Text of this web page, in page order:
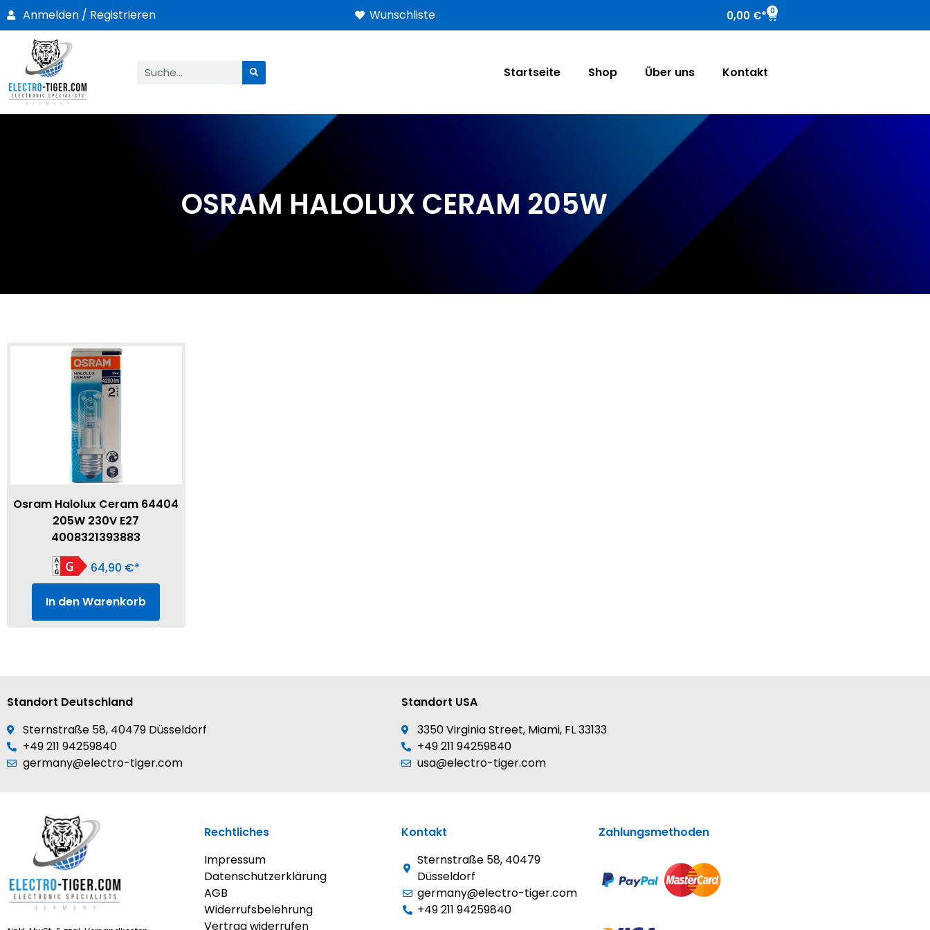
Anmelden / Registrieren Wunschliste 0,00 € 0
Startseite Shop Über uns Kontakt
OSRAM HALOLUX CERAM 205W
Osram Halolux Ceram 64404
205W 230V E27
4008321393883
64,90 €
In den Warenkorb
Standort Deutschland
Sternstraße 58, 40479 Düsseldorf
+49 211 94259840
germany@electro-tiger.com
Standort USA
3350 Virginia Street, Miami, FL 33133
+49 211 94259840
usa@electro-tiger.com
Rechtliches
Impressum
Datenschutzerklärung
AGB
Widerrufsbelehrung
Vertrag widerrufen
Kontakt
Sternstraße 58, 40479
Düsseldorf
germany@electro-tiger.com
+49 211 94259840
Zahlungsmethoden